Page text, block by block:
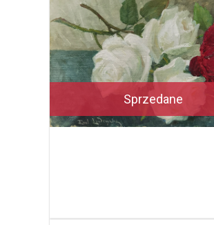
Sprzedane